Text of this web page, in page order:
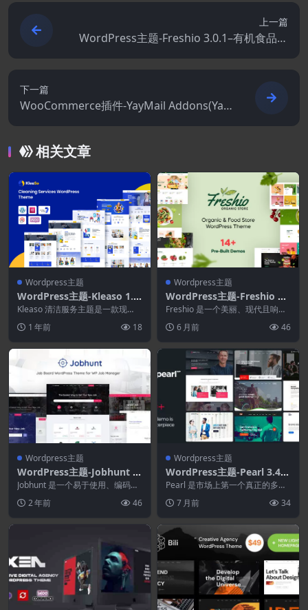
上一篇
WordPress主题-Freshio 3.0.1–有机食品店
WordPress主题
下一篇
WooCommerce插件-YayMail Addons(Yay
Mail Pro拓展)
相关文章
Wordpress主题
WordPress主题-Kleaso 1.0.
0–清洁服务WordPress主题
Kleaso 清洁服务主题是一款现
题，专...
1 年前 18
Wordpress主题
WordPress主题-Freshio 3.
0.1–有机食品店WordPress
主题
Freshio 是一个美丽、现代且响应
主...6 月前 46
Wordpress主题
WordPress主题-Jobhunt 2.
0.5–WP工作管理器的工作板
WordPress主题
Jobhunt 是一个易于使用、编码清
题...2 年前 46
Wordpress主题
WordPress主题-Pearl 3.4.1
1–企业商务WordPress主题
Pearl 是市场上第一个真正的多利
P... 7 月前 34